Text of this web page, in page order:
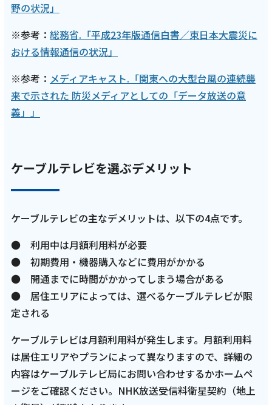
野の状況」
※参考： 総務省.「平成23年版通信白書／東日本大震災に
おける情報通信の状況」
※参考： メディアキャスト.「関東への大型台風の連続襲
来で示された 防災メディアとしての「データ放送の意
義」」
ケーブルテレビを選ぶデメリット
ケーブルテレビの主なデメリットは、以下の4点です。
● 利用中は月額利用料が必要
● 初期費用・機器購入などに費用がかかる
● 開通までに時間がかかってしまう場合がある
● 居住エリアによっては、選べるケーブルテレビが限
定される
ケーブルテレビは月額利用料が発生します。月額利用料
は居住エリアやプランによって異なりますので、詳細の
内容はケーブルテレビ局にお問い合わせするかホームペ
ージをご確認ください。NHK放送受信料衛星契約（地上